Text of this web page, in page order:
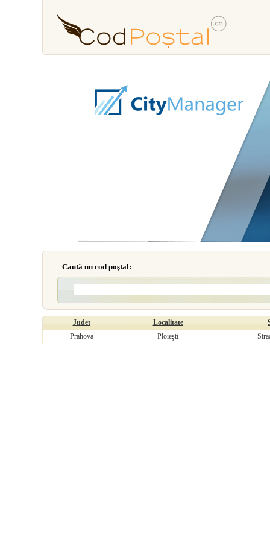
Caută un cod poştal:
Judet Localitate
Prahova
Ploieşti